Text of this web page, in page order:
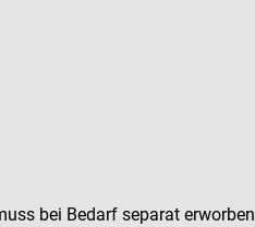
bei Bedarf separat erworben